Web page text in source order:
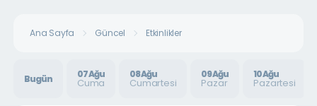
Ana Sayfa Güncel Etkinlikler
Bugün 07 Ağu
Cuma
08 Ağu
Cumartesi
09 Ağu
Pazar
10 Ağu
Pazartesi